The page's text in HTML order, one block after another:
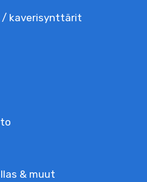
/ kaverisynttärit
& muut